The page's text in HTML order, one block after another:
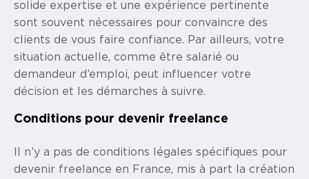
solide expertise et une expérience pertinente
sont souvent nécessaires pour convaincre des
clients de vous faire confiance. Par ailleurs, votre
situation actuelle, comme être salarié ou
demandeur d’emploi, peut influencer votre
décision et les démarches à suivre.
Conditions pour devenir freelance
Il n’y a pas de conditions légales spécifiques pour
devenir freelance en France, mis à part la création